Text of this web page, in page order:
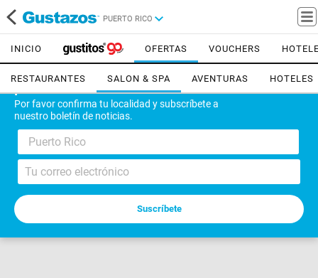
PUERTO RICO
Por favor confirma tu localidad y subscríbete a
nuestro boletín de noticias.
Puerto Rico
INICIO OFERTAS VOUCHERS
RESTAURANTES SALON & SPA AVENTURAS HOTELES